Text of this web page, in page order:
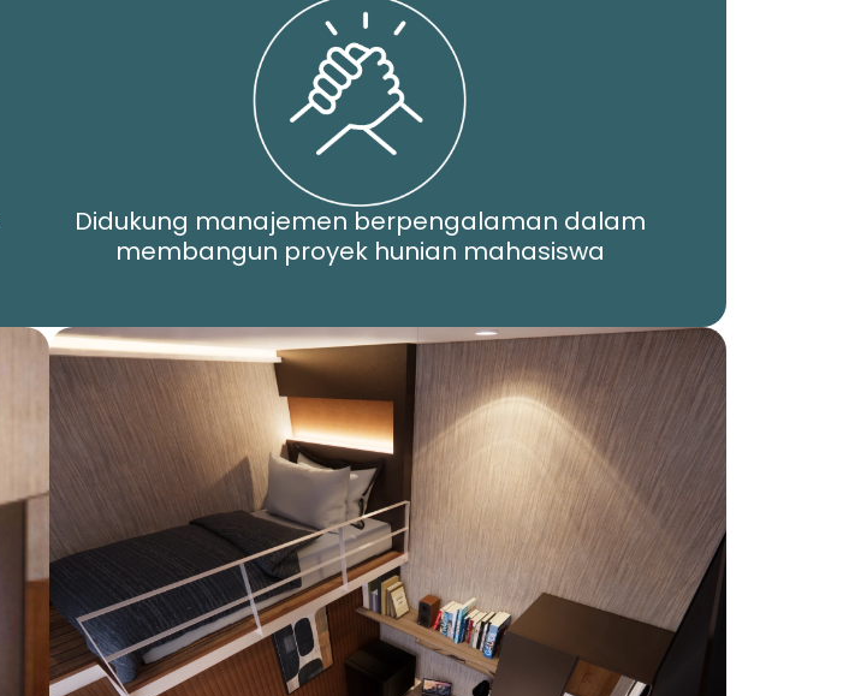
Didukung manajemen berpengalaman dalam
membangun proyek hunian mahasiswa